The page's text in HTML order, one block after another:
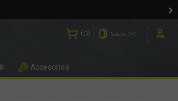
0 Saldo: 0 €
Accesorios